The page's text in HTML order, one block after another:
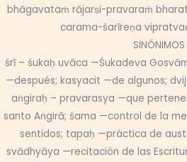
bhāgavataṁ rājarṣi-pravaraṁ
carama-śarīreṇa
SINÓNIMOS
śrī – śukaḥ uvāca —Śukadeva
—después; kasyacit —de algunos;
aṅgiraḥ – pravarasya —que
santo Aṅgirā; śama —control de la
sentidos; tapaḥ —práctica de
svādhyāya —recitación de las